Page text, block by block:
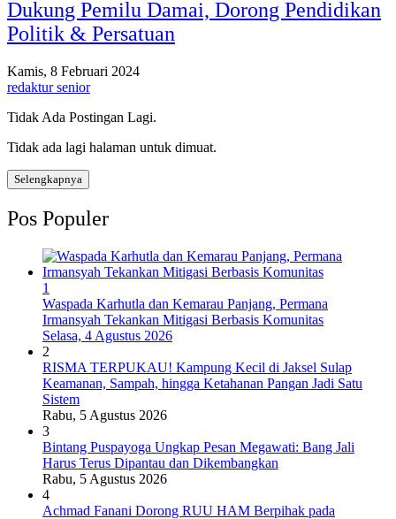
Dukung Pemilu Damai, Dorong Pendidikan
Politik & Persatuan
Kamis, 8 Februari 2024
redaktur senior
Tidak Ada Postingan Lagi.
Tidak ada lagi halaman untuk dimuat.
Selengkapnya
Pos Populer
1
Waspada Karhutla dan Kemarau Panjang, Permana
Irmansyah Tekankan Mitigasi Berbasis Komunitas
Selasa, 4 Agustus 2026
2
RISMA TERPUKAU! Kampung Kecil di Jaksel Sulap
Keamanan, Sampah, hingga Ketahanan Pangan Jadi Satu
Sistem
Rabu, 5 Agustus 2026
3
Bintang Puspayoga Ungkap Pesan Megawati: Bang Jali
Harus Terus Dipantau dan Dikembangkan
Rabu, 5 Agustus 2026
4
Achmad Fanani Dorong RUU HAM Berpihak pada